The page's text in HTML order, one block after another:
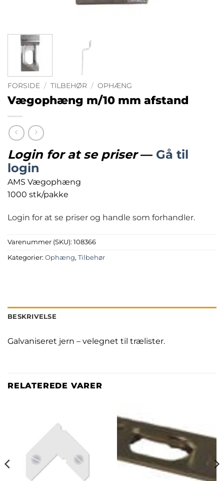
FORSIDE / TILBEHØR / OPHÆNG
Vægophæng m/10 mm afstand
Login for at se priser— Gå til
login
AMS Vægophæng
1000 stk/pakke
Login for at se priser og handle som forhandler.
Varenummer (SKU): 108366
Kategorier: Ophæng, Tilbehør
BESKRIVELSE
Galvaniseret jern – velegnet til trælister.
RELATEREDE VARER